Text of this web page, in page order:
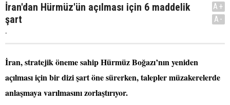
İran'dan Hürmüz'ün açılması için 6 maddelik
şart
.
A+
A-
İran, stratejik öneme sahip Hürmüz Boğazı’nın yeniden
açılması için bir dizi şart öne sürerken, talepler müzakerelerde
anlaşmaya varılmasını zorlaştırıyor.